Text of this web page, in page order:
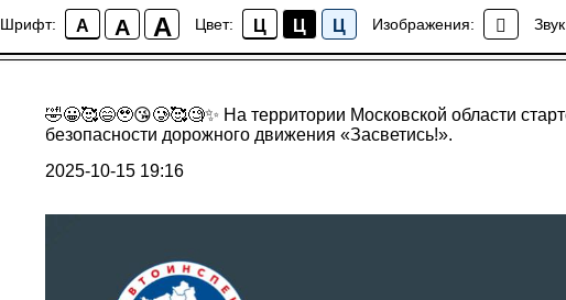
Шрифт: A A A Цвет: Ц Ц Ц Изображения:
Безопасность дорожного
🤣😀🥰😄🥹😘🥲🥰🧐✨ На территории Московской области
безопасности дорожного движения «Засветись!».
2025-10-15 19:16